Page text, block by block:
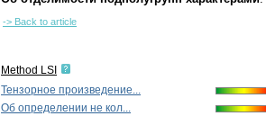
-> Back to article
Method LSI
Тензорное произведение...
Об определении не кол...